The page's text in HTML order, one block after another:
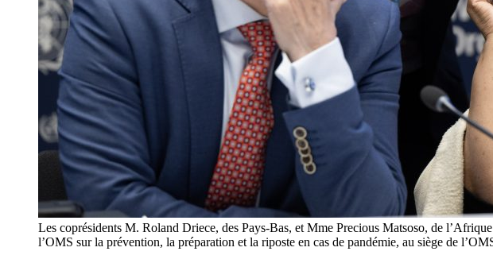
Les coprésidents M. Roland Driece, des Pays-Bas, et Mme Precious Matsoso, de
l’OMS sur la prévention, la préparation et la riposte en cas de pandémie, au siège de